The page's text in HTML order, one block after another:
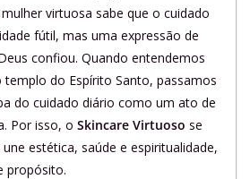
virtuosa sabe que o cuidado
fútil, mas uma expressão de
confiou. Quando entendemos
do Espírito Santo, passamos
do cuidado diário como um ato de
Por isso, o Skincare Virtuoso se
estética, saúde e espiritualidade,
propósito.